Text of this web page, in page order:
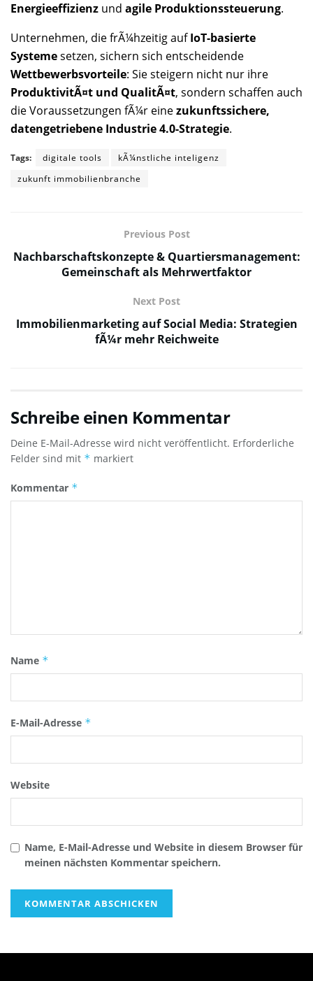
Energieeffizienz und agile Produktionssteuerung.
Unternehmen, die frÃ¼hzeitig aufIoT-basierte
Systemesetzen, sichern sich entscheidende
Wettbewerbsvorteile: Sie steigern nicht nur ihre
ProduktivitÃ¤t und QualitÃ¤t, sondern schaffen auch
die Voraussetzungen fÃ¼r einezukunftssichere,
datengetriebene Industrie 4.0-Strategie.
Tags: digitale tools
kÃ¼nstliche inteligenz
zukunft immobilienbranche
Previous Post
Nachbarschaftskonzepte & Quartiersmanagement:
Gemeinschaft als Mehrwertfaktor
Next Post
Immobilienmarketing auf Social Media: Strategien
fÃ¼r mehr Reichweite
Schreibe einen Kommentar
Deine E-Mail-Adresse wird nicht veröffentlicht. Erforderliche
Felder sind mit * markiert
Kommentar *
Name *
E-Mail-Adresse *
Website
Name, E-Mail-Adresse und Website in diesem Browser für
meinen nächsten Kommentar speichern.